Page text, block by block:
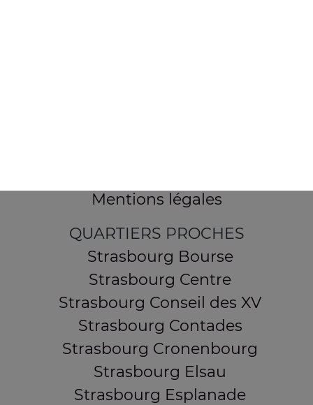
Mentions légales
QUARTIERS PROCHES
Strasbourg Bourse
Strasbourg Centre
Strasbourg Conseil des XV
Strasbourg Contades
Strasbourg Cronenbourg
Strasbourg Elsau
Strasbourg Esplanade